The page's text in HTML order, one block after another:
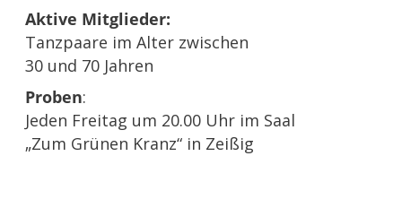
Aktive Mitglieder:
Tanzpaare im Alter zwischen
30 und 70 Jahren
Proben:
Jeden Freitag um 20.00 Uhr im Saal
„Zum Grünen Kranz“ in Zeißig